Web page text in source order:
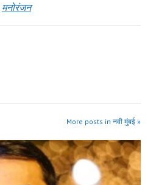
मनोरंजन
More posts in नवी मुंबई »